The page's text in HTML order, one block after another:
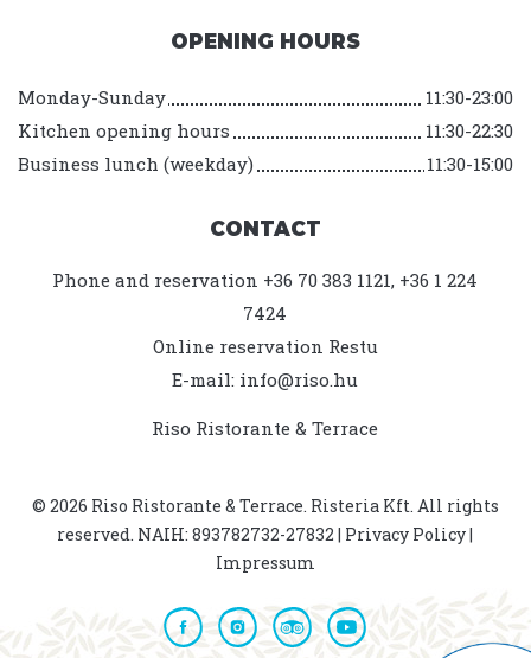
OPENING HOURS
Monday-Sunday
11:30-23:00
Kitchen opening hours
11:30-22:30
Business lunch (weekday)
11:30-15:00
CONTACT
Phone and reservation +36 70 383 1121, +36 1 224
7424
Online reservation Restu
E-mail: info@riso.hu
Riso Ristorante & Terrace
© 2026 Riso Ristorante & Terrace. Risteria Kft. All rights
reserved. NAIH: 893782732-27832 | Privacy Policy|
Impressum